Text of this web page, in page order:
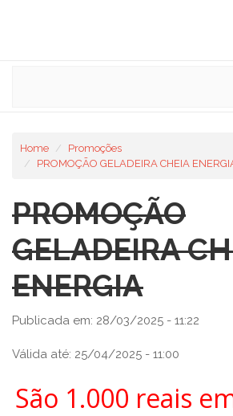
Home
Promoções
PROMOÇÃO GELADEIRA CHEIA
PROMOÇÃO
GELADEIRA
ENERGIA
Publicada em: 28/03/2025 - 11:22
Válida até: 25/04/2025 - 11:00
São 1.000 reais